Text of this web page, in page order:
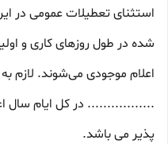
استثنای تعطیلات عمومی در
شده در طول روزهای کاری و
اعلام موجودی می‌‏شوند. لازم
................. در کل ایام سال
پذیر می باشد.